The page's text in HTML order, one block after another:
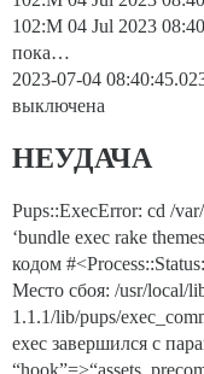
102:M 04 Jul 2023
пока…
2023-07-04
выключена
НЕУДАЧА
Pups::ExecError: cd /
‘bundle exec rake
кодом
Место сбоя: /usr/local/
1.1.1/lib/pups/
exec завершился с